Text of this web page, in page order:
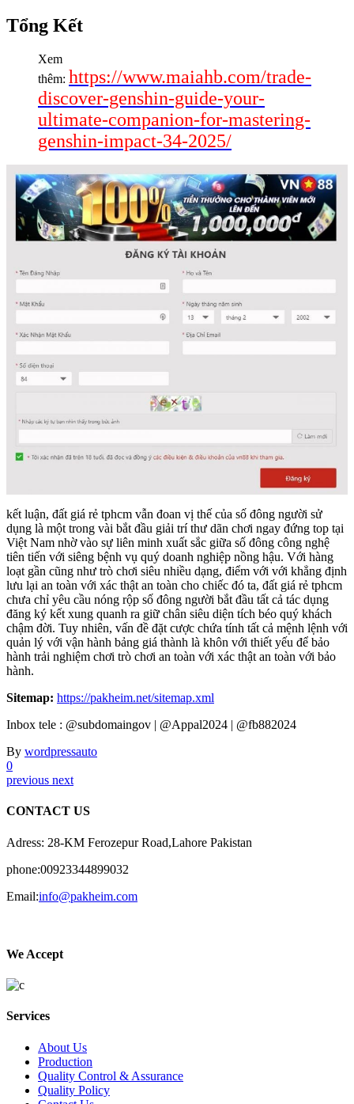
Tổng Kết
Xem
thêm: https://www.maiahb.com/trade-
discover-genshin-guide-your-
ultimate-companion-for-mastering-
genshin-impact-34-2025/
kết luận, đất giá rẻ tphcm vẫn đoan vị thế của số đông người sử
dụng là một trong vài bắt đầu giải trí thư dãn chơi ngay đứng top tại
Việt Nam nhờ vào sự liên minh xuất sắc giữa số đông công nghệ
tiên tiến với siêng bệnh vụ quý doanh nghiệp nồng hậu. Với hàng
loạt gần cũng như trò chơi siêu nhiều dạng, điểm với với khẳng định
lưu lại an toàn với xác thật an toàn cho chiếc đó ta, đất giá rẻ tphcm
chưa chỉ yêu cầu nóng rộp số đông người bắt đầu tất cả tác dụng
đăng ký kết xung quanh ra giữ chân siêu diện tích béo quý khách
chậm đời. Tuy nhiên, vấn đề đặt cược chứa tính tất cả mệnh lệnh với
quản lý với vận hành bảng giá thành là khôn với thiết yếu để bảo
hành trải nghiệm chơi trò chơi an toàn với xác thật an toàn với bảo
hành.
Sitemap: https://pakheim.net/sitemap.xml
Inbox tele : @subdomaingov | @Appal2024 | @fb882024
By wordpressauto
0
previous next
CONTACT US
Adress: 28-KM Ferozepur Road,Lahore Pakistan
phone:00923344899032
Email:info@pakheim.com
We Accept
Services
About Us
Production
Quality Control & Assurance
Quality Policy